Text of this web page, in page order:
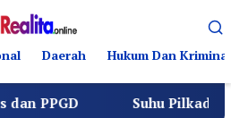
Daerah Hukum Dan Kriminal
Suhu Pilkades Sukamulya